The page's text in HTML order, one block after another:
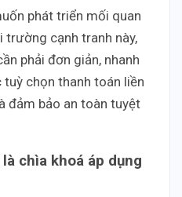
phát triển mối quan
trường cạnh tranh này,
phải đơn giản, nhanh
chọn thanh toán liền
đảm bảo an toàn tuyệt
chìa khoá áp dụng